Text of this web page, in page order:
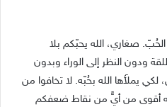
صغاري، الله يحبّكم بلا
ودون النظر إلى الوراء وبدون
يملأَها الله بحُبّه. لا تخافوا من
أقوى من أيٍّ من نقاط ضعفكم